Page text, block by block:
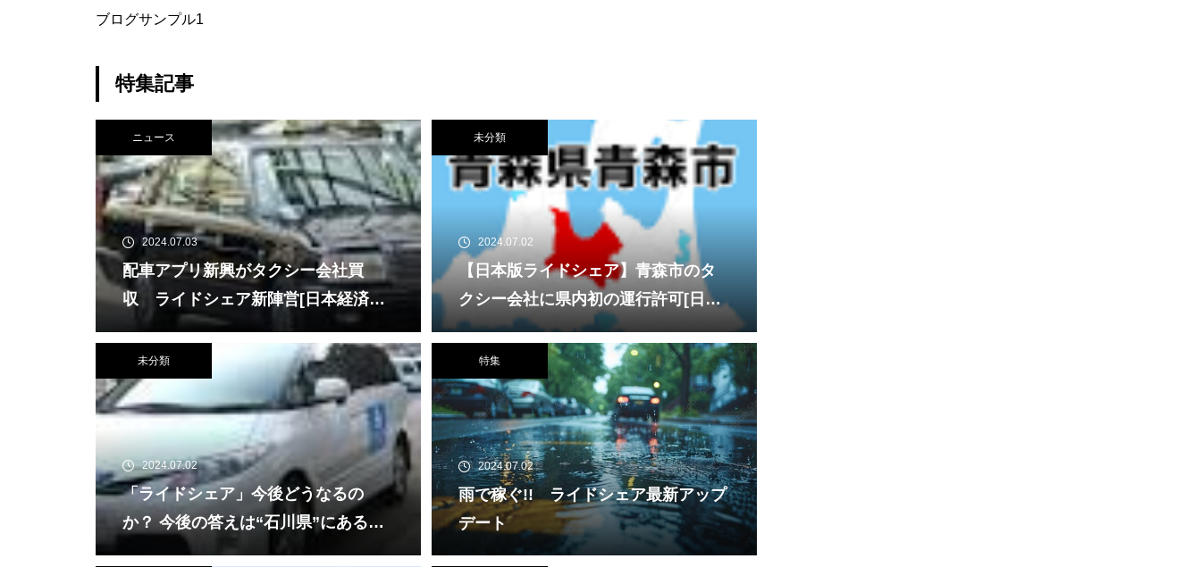
ブログサンプル1
特集記事
ニュース
2024.07.03
配車アプリ新興がタクシー会社買
収 ライドシェア新陣営[日本経済新
聞]
未分類
2024.07.02
【日本版ライドシェア】青森市のタ
クシー会社に県内初の運行許可[日テ
レNEWS NNN]
未分類
2024.07.02
「ライドシェア」今後どうなるの
か？ 今後の答えは“石川県”にあるの
かもしれない 地方で進化する新交
特集
2024.07.02
雨で稼ぐ!! ライドシェア最新アップ
デート